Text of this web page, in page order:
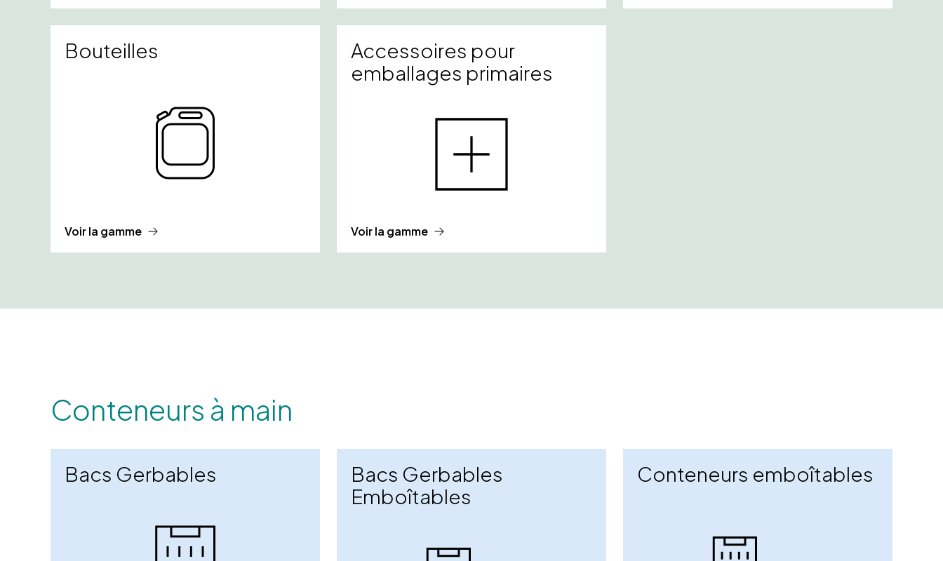
Bouteilles
Voir la gamme
Accessoires pour
emballages primaires
Voir la gamme
Conteneurs à main
Bacs Gerbables
Bacs Gerbables
Emboîtables
Conteneurs emboîtables